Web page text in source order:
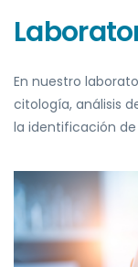
En nuestro
citología, análisis
la identificación